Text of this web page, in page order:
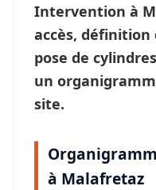
Intervention à
accès, définition
pose de
un
site.
à Malafretaz